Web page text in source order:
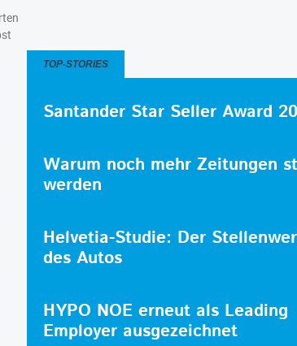
TOP-STORIES
Santander Star Seller Award
Warum noch mehr Zeitungen
werden
Helvetia-Studie: Der
des Autos
HYPO NOE erneut als Leading
Employer ausgezeichnet